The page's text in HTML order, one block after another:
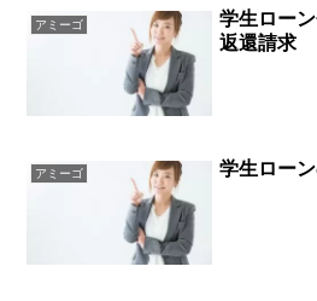
アミーゴ
学生ロー
返還請求
アミーゴ 学生ロー